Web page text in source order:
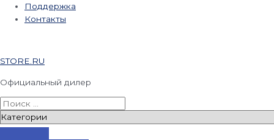
Поддержка
Контакты
STORE.RU
Официальный дилер